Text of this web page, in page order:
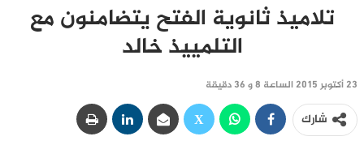
تلاميذ ثانوية الفتح يتضامنون مع
التلمييذ خالد
23 أكتوبر 2015 الساعة 8 و 36 دقيقة
شارك